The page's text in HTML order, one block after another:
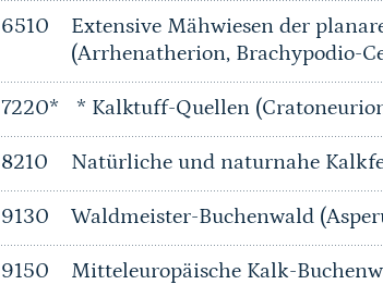
6510
Extensive Mähwiesen der
(Arrhenatherion, Brachypodio-
7220* * Kalktuff-Quellen
8210 Natürliche und naturnahe
9130 Waldmeister-Buchenwald
9150 Mitteleuropäische Kalk-